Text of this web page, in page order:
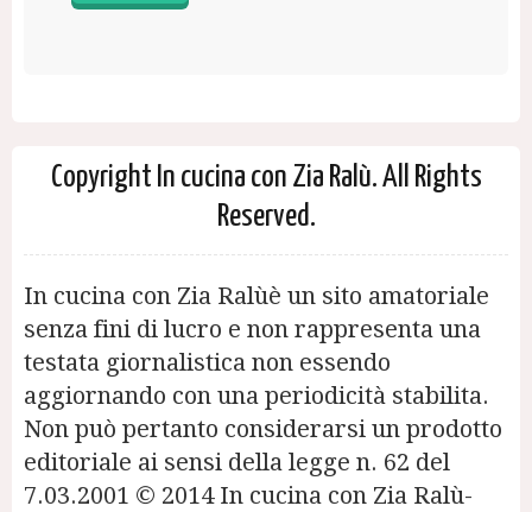
Copyright In cucina con Zia Ralù. All Rights
Reserved.
In cucina con Zia Ralùè un sito amatoriale
senza fini di lucro e non rappresenta una
testata giornalistica non essendo
aggiornando con una periodicità stabilita.
Non può pertanto considerarsi un prodotto
editoriale ai sensi della legge n. 62 del
7.03.2001 © 2014 In cucina con Zia Ralù-